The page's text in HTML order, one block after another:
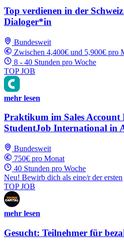
Top verdienen in der
Dialoger*in
Bundesweit
Zwischen 4,400€ und 5,900€ pro
8 - 40 Stunden pro Woche
TOP JOB
mehr lesen
Praktikum im Sales Account
StudentJob International in
Bundesweit
750€ pro Monat
40 Stunden pro Woche
Neu! Bewirb dich als eine/r der ersten
TOP JOB
mehr lesen
Gesucht: Teilnehmer für